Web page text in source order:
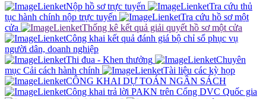
Nộp hồ sơ trực tuyến
Tra cứu thủ
tục hành chính nộp trực tuyến
Tra cứu hồ sơ một
cửa
Thống kê kết quả giải quyết hồ sơ một cửa
Công khai kết quả đánh giá bộ chỉ sổ phục vụ
người dân, doanh nghiệp
Thi đua - Khen thưởng
Chuyên
mục Cải cách hành chính
Tài liệu các kỳ họp
CÔNG KHAI DỰ TOÁN NGÂN SÁCH
Công khai trả lời PAKN trên Cổng DVC Quốc gia